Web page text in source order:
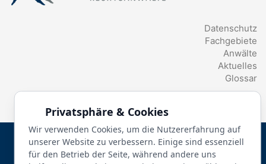
Datenschutz
Fachgebiete
Anwälte
Aktuelles
Glossar
© 2026 Dr. Koos & Kollegen | Goldbacher Straße 51, 63739
Aschaffenburg | 06021 3548-0 | Impressum
Privatsphäre & Cookies
Wir verwenden Cookies, um die Nutzererfahrung auf
unserer Website zu verbessern. Einige sind essenziell
für den Betrieb der Seite, während andere uns